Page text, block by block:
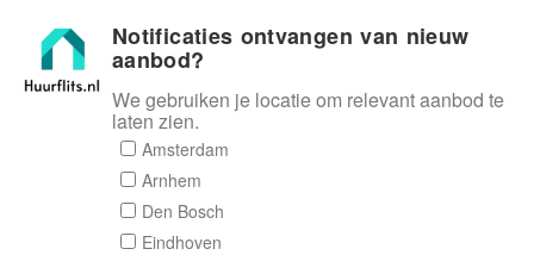
Huurflits
Reactieformulier
Huurflits
Notificaties ontvangen van nieuw
aanbod?
We gebruiken je locatie om relevant aanbod te
laten zien.
Amsterdam
Arnhem
Den Bosch
Eindhoven